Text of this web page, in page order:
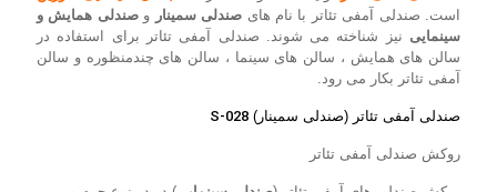
است. صندلی آمفی تئاتر با نام های صندلی سمینار وصندلی همایش و
سینمایی نیز شناخته می شوند. صندلی آمفی تئاتر برای استفاده در
سالن های همایش ، سالن های سینما ، سالن های چندمنظوره و سالن
آمفی تئاتر بکار می رود.
صندلی آمفی تئاتر (صندلی سمینار) S-028
روکش صندلی آمفی تئاتر